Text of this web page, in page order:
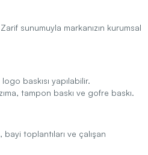
sunumuyla markanızın kurumsal
baskısı yapılabilir.
tampon baskı ve gofre baskı.
toplantıları ve çalışan